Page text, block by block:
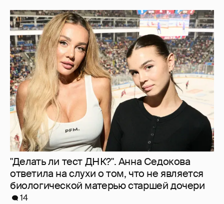
"Делать ли тест ДНК?". Анна Седокова
ответила на слухи о том, что не является
биологической матерью старшей дочери
14